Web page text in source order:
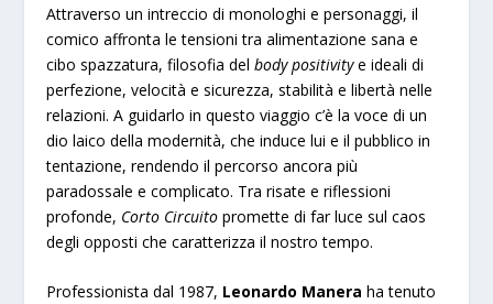
Attraverso un intreccio di monologhi e personaggi, il
comico affronta le tensioni tra alimentazione sana e
cibo spazzatura, filosofia delbody positivitye ideali di
perfezione, velocità e sicurezza, stabilità e libertà nelle
relazioni. A guidarlo in questo viaggio c’è la voce di un
dio laico della modernità, che induce lui e il pubblico in
tentazione, rendendo il percorso ancora più
paradossale e complicato. Tra risate e riflessioni
profonde, Corto Circuito promette di far luce sul caos
degli opposti che caratterizza il nostro tempo.
Professionista dal 1987, Leonardo Manera ha tenuto